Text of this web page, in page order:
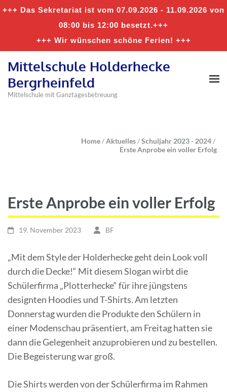
+++ Das Sekretariat ist vom 07.09.2026 - 11.09.2026 von
08:00 bis 12:00 besetzt.+++
+++ Wir wünschen schöne Ferien! +++
Mittelschule Holderhecke
Bergrheinfeld
Mittelschule mit Ganztagesbetreuung
Home/Aktuelles/Schuljahr 2023 - 2024/
Erste Anprobe ein voller Erfolg
Erste Anprobe ein voller Erfolg
19. November 2023 BF
„Mit dem Style der Holderhecke geht dein Look voll
durch die Decke!“ Mit diesem Slogan wirbt die
Schülerfirma „Plotterhecke“ für ihre jüngstens
designten Hoodies und T-Shirts. Am letzten
Donnerstag wurden die Produkte den Schülern in
einer Modenschau präsentiert, am Freitag hatten sie
dann die Gelegenheit anzuprobieren und zu bestellen.
Die Begeisterung war groß.
Die Shirts werden von der Schülerfirma im Rahmen